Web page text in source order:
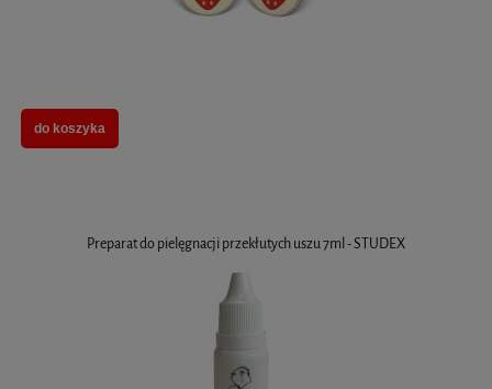
do koszyka
Preparat do pielęgnacji przekłutych uszu 7ml - STUDEX